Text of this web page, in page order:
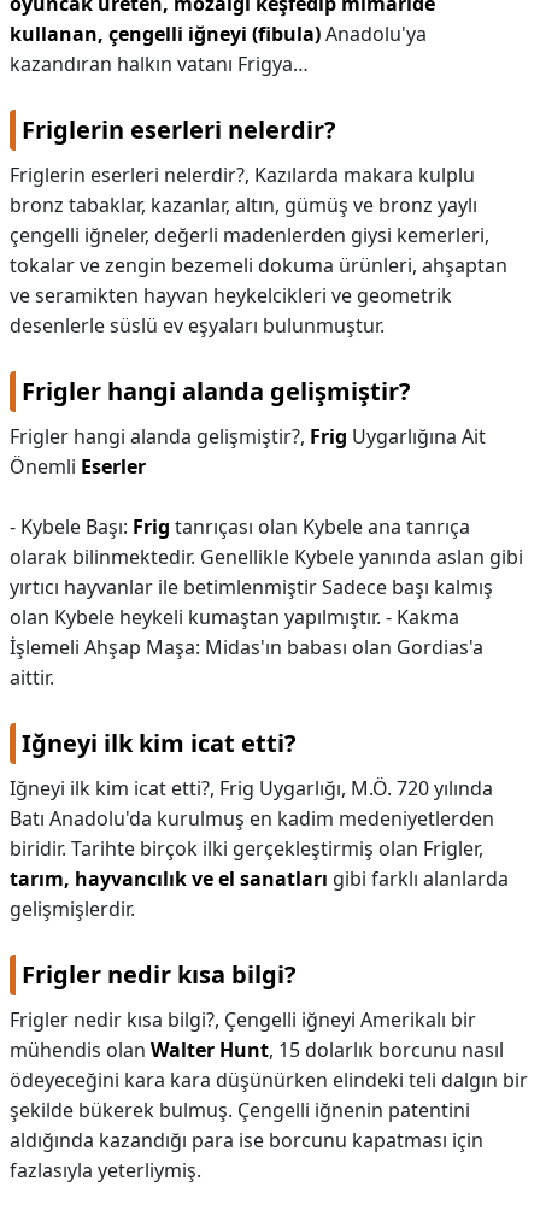
kullanan, çengelli iğneyi (fibula)Anadolu'ya
kazandıran halkın vatanı Frigya…
Friglerin eserleri nelerdir?
Friglerin eserleri nelerdir?, Kazılarda makara kulplu
bronz tabaklar, kazanlar, altın, gümüş ve bronz yaylı
çengelli iğneler, değerli madenlerden giysi kemerleri,
tokalar ve zengin bezemeli dokuma ürünleri, ahşaptan
ve seramikten hayvan heykelcikleri ve geometrik
desenlerle süslü ev eşyaları bulunmuştur.
Frigler hangi alanda gelişmiştir?
Frigler hangi alanda gelişmiştir?, Frig Uygarlığına Ait
Önemli Eserler
- Kybele Başı: Frig tanrıçası olan Kybele ana tanrıça
olarak bilinmektedir. Genellikle Kybele yanında aslan gibi
yırtıcı hayvanlar ile betimlenmiştir Sadece başı kalmış
olan Kybele heykeli kumaştan yapılmıştır. - Kakma
İşlemeli Ahşap Maşa: Midas'ın babası olan Gordias'a
aittir.
Iğneyi ilk kim icat etti?
Iğneyi ilk kim icat etti?, Frig Uygarlığı, M.Ö. 720 yılında
Batı Anadolu'da kurulmuş en kadim medeniyetlerden
biridir. Tarihte birçok ilki gerçekleştirmiş olan Frigler,
tarım, hayvancılık ve el sanatları gibi farklı alanlarda
gelişmişlerdir.
Frigler nedir kısa bilgi?
Frigler nedir kısa bilgi?, Çengelli iğneyi Amerikalı bir
mühendis olan Walter Hunt, 15 dolarlık borcunu nasıl
ödeyeceğini kara kara düşünürken elindeki teli dalgın bir
şekilde bükerek bulmuş. Çengelli iğnenin patentini
aldığında kazandığı para ise borcunu kapatması için
fazlasıyla yeterliymiş.